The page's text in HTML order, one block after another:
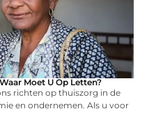
Moet U Op Letten?
richten op thuiszorg in de
en ondernemen. Als u voor